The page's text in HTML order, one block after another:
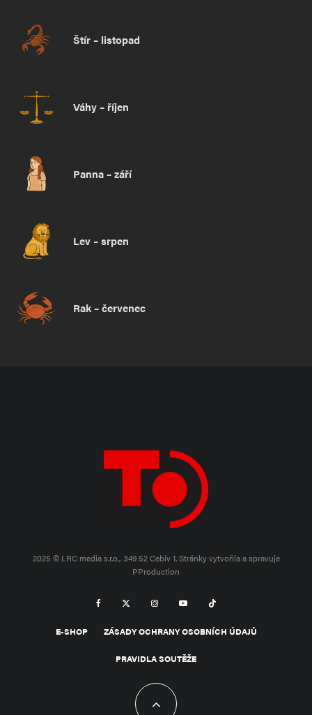
Štír – listopad
Váhy – říjen
Panna – září
Lev – srpen
Rak – červenec
2025 © LRC media s.r.o., 349 52 Cebiv 1.Stránky vytvořila a spravuje
PProduction
E-SHOP ZÁSADY OCHRANY OSOBNÍCH ÚDAJŮ
PRAVIDLA SOUTĚŽE